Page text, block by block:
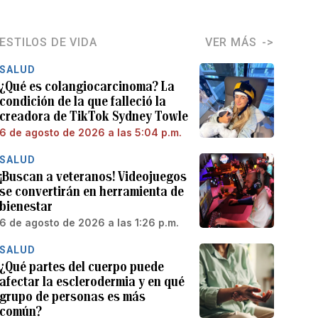
ESTILOS DE VIDA VER MÁS
SALUD
¿Qué es colangiocarcinoma? La
condición de la que falleció la
creadora de TikTok Sydney Towle
6 de agosto de 2026 a las 5:04 p.m.
SALUD
¡Buscan a veteranos! Videojuegos
se convertirán en herramienta de
bienestar
6 de agosto de 2026 a las 1:26 p.m.
SALUD
¿Qué partes del cuerpo puede
afectar la esclerodermia y en qué
grupo de personas es más
común?